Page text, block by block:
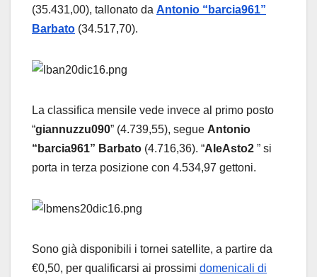
(35.431,00), tallonato da Antonio “barcia961”
Barbato (34.517,70).
La classifica mensile vede invece al primo posto
“giannuzzu090” (4.739,55), segue Antonio
“barcia961” Barbato (4.716,36). “AleAsto2 ” si
porta in terza posizione con 4.534,97 gettoni.
Sono già disponibili i tornei satellite, a partire da
€0,50, per qualificarsi ai prossimi domenicali di